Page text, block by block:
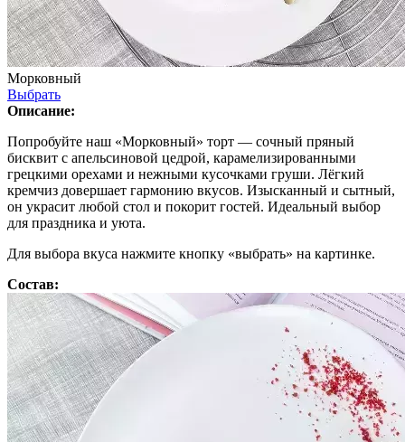
Морковный
Выбрать
Описание:
Попробуйте наш «Морковный» торт — сочный пряный
бисквит с апельсиновой цедрой, карамелизированными
грецкими орехами и нежными кусочками груши. Лёгкий
кремчиз довершает гармонию вкусов. Изысканный и сытный,
он украсит любой стол и покорит гостей. Идеальный выбор
для праздника и уюта.
Для выбора вкуса нажмите кнопку «выбрать» на картинке.
Состав: